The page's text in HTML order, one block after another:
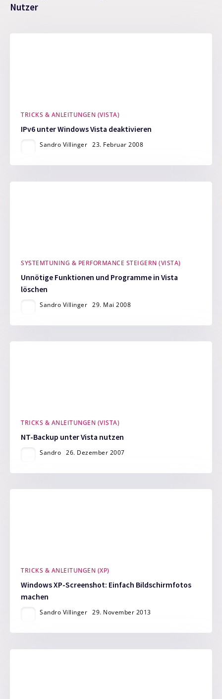
Nutzer
TRICKS & ANLEITUNGEN (VISTA)
IPv6 unter Windows Vista deaktivieren
Sandro Villinger 23. Februar 2008
SYSTEMTUNING & PERFORMANCE STEIGERN (VISTA)
Unnötige Funktionen und Programme in Vista
löschen
Sandro Villinger 29. Mai 2008
TRICKS & ANLEITUNGEN (VISTA)
NT-Backup unter Vista nutzen
Sandro 26. Dezember 2007
TRICKS & ANLEITUNGEN (XP)
Windows XP-Screenshot: Einfach Bildschirmfotos
machen
Sandro Villinger 29. November 2013